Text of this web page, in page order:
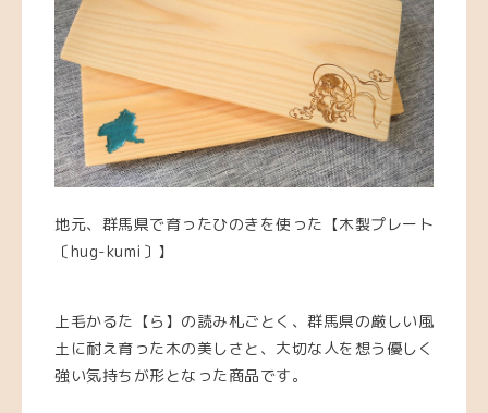
地元、群馬県で育ったひのきを使った【木製プレート
〔hug-kumi〕】
上毛かるた【ら】の読み札ごとく、群馬県の厳しい風
土に耐え育った木の美しさと、大切な人を想う優しく
強い気持ちが形となった商品です。